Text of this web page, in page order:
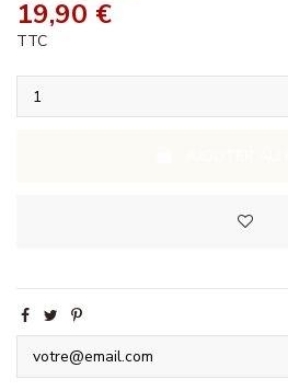
19,90 €
TTC